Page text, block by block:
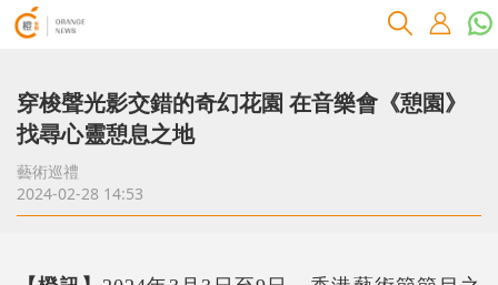
穿梭聲光影交錯的奇幻花園 在音樂會《憩園》
找尋心靈憩息之地
藝術巡禮
2024-02-28 14:53